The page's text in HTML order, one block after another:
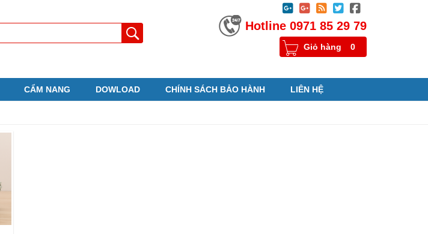





Hotline 0971 85 29 79
Giỏ hàng 0
CẨM NANG DOWLOAD CHÍNH SÁCH BẢO HÀNH LIÊN HỆ